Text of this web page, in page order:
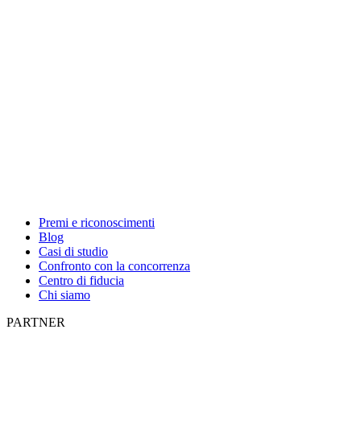
Premi e riconoscimenti
Blog
Casi di studio
Confronto con la concorrenza
Centro di fiducia
Chi siamo
PARTNER